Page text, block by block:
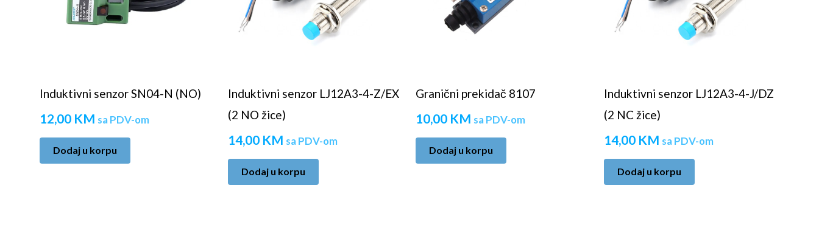
Induktivni senzor SN04-N (NO)
12,00 KM sa PDV-om
Dodaj u korpu
Induktivni senzor LJ12A3-4-Z/EX
(2 NO žice)
14,00 KM sa PDV-om
Dodaj u korpu
Granični prekidač 8107
10,00 KM sa PDV-om
Dodaj u korpu
Induktivni senzor LJ12A3-4-J/DZ
(2 NC žice)
14,00 KM sa PDV-om
Dodaj u korpu